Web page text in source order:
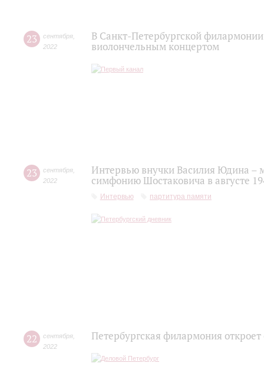
23 сентября
2022
В Санкт-Петербургской
виолончельным концертом
23 сентября
2022
Интервью внучки Василия Юдина –
симфонию Шостаковича в августе
Интервью партитура памяти
22 сентября
2022
Петербургская филармония